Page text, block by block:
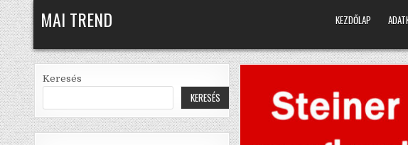
Skip
to
content
MAI TREND KEZDŐLAP
Keresés
KERESÉS